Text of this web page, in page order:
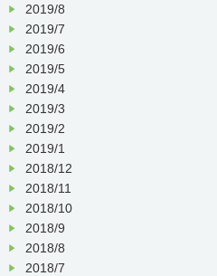
2019/8
2019/7
2019/6
2019/5
2019/4
2019/3
2019/2
2019/1
2018/12
2018/11
2018/10
2018/9
2018/8
2018/7